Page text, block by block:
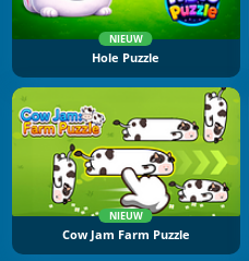
NIEUW
Hole Puzzle
NIEUW
Cow Jam Farm Puzzle